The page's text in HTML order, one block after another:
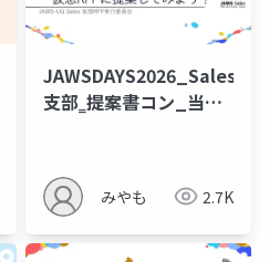
JAWSDAYS2026_Sales
支部‗提案書コン_当日
みやも 2.7K